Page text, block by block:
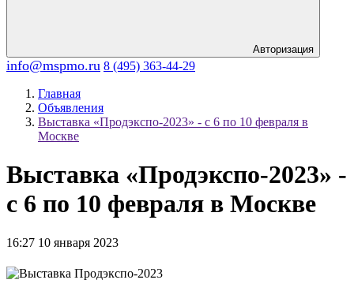
Авторизация
info@mspmo.ru 8 (495) 363-44-29
Главная
Объявления
Выставка «Продэкспо-2023» - с 6 по 10 февраля в
Москве
Выставка «Продэкспо-2023» -
с 6 по 10 февраля в Москве
16:27 10 января 2023